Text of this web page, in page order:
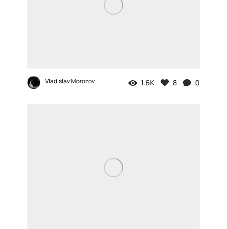
Vladislav Morozov 1.6K 8 0